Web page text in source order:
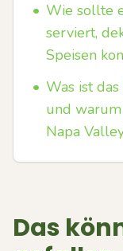
• Wie sollte
serviert,
Speisen
• Was ist
und
Napa
Das